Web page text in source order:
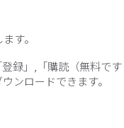
す。
録」,「購読（無料で
ンロードできます。